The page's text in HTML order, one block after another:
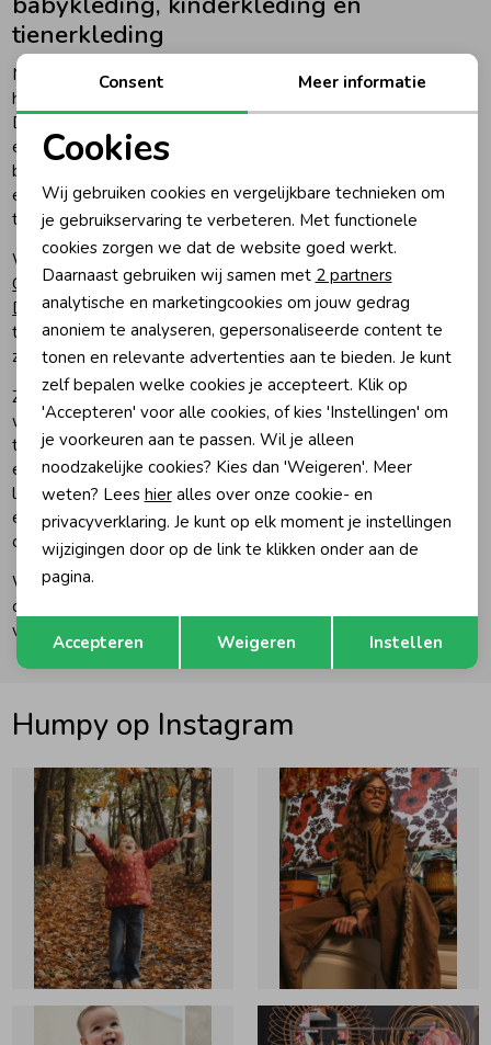
tienerkleding
Met veel plezier verkopen wij al ruim 50 jaar de leukste en
hipste babykleding en kinderkleding voor jongens en meisjes.
Dit doen wij niet alleen vanuit onze twee winkels in Katwijk
en Noordwijk maar ook vanuit onze webwinkel! Met trots
bieden wij je een breed assortiment van exclusieve, bekende
en hippe merken op het gebied van baby-, kinder- en
tienerkleding vanaf maat 44 t/m maat 188.
Wij verkopen onder andere kinderkleding van de merken
Gymp,Z8,Feetje,Indian Blue Jeans ,Tommy Hilfiger
Daily7enJubel . Naast de nieuwste kindermode kun je bij ons
terecht voor kinderschoenen, cadeaus en tal van accessoires
zoals riemen, bretels, knuffels, tassen, hoeden en petten.
Zoals je van ons gewend bent staat service ook in onze
webwinkel centraal en wij streven er naar je 100% tevreden
te stellen. Door een uitgebreide en up-to-date collectie van
exclusieve kinderkleding online, lage verzendkosten, snelle
levering en onze uitstekende klantenservice vertrouwen wij
erop aan je wensen te voldoen. Kortom voor kinderkleding
online helpen wij je graag!
Wij wensen je heel veel winkel plezier tijdens je bezoek aan
onze webwinkel en we zien je natuurlijk graag terug voor een
volgend bezoek!
Humpy op Instagram
Noodzakelijke cookies
Personalisatie cookies
Analytische cookies
Marketing cookies
Terug Opslaan
Consent Meer informatie
Cookies
Wij gebruiken cookies en vergelijkbare technieken om
je gebruikservaring te verbeteren. Met functionele
cookies zorgen we dat de website goed werkt.
Daarnaast gebruiken wij samen met 2 partners
analytische en marketingcookies om jouw gedrag
anoniem te analyseren, gepersonaliseerde content te
tonen en relevante advertenties aan te bieden. Je kunt
zelf bepalen welke cookies je accepteert. Klik op
'Accepteren' voor alle cookies, of kies 'Instellingen' om
je voorkeuren aan te passen. Wil je alleen
noodzakelijke cookies? Kies dan 'Weigeren'. Meer
weten? Lees hieralles over onze cookie- en
privacyverklaring. Je kunt op elk moment je instellingen
wijzigingen door op de link te klikken onder aan de
pagina.
Accepteren Weigeren Instellen